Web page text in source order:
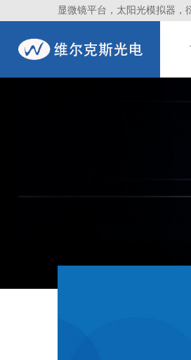
显微镜平台，太阳光模拟器，